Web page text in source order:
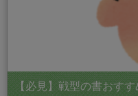
【必見】戦型の書おす